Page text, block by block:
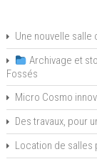
Une nouvelle
Archivage et
Fossés
Micro Cosmo
Des travaux, pour
Location de salles